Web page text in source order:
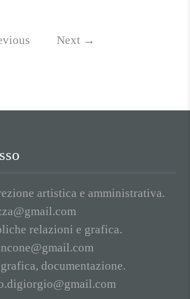
Next →
artistica e amministrativa.
relazioni e grafica.
documentazione.